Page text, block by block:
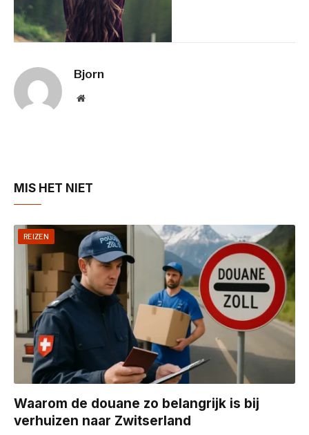
Bjorn
Website
MIS HET NIET
REIZEN
Waarom de douane zo belangrijk is bij
verhuizen naar Zwitserland